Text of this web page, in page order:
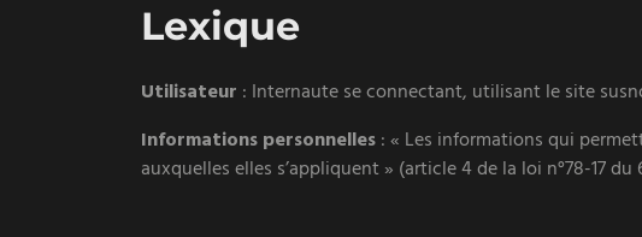
Lexique
Utilisateur : Internaute se connectant, utilisant le site
Informations personnelles: « Les informations qui
auxquelles elles s’appliquent » (article 4 de la loi n°78-17 du